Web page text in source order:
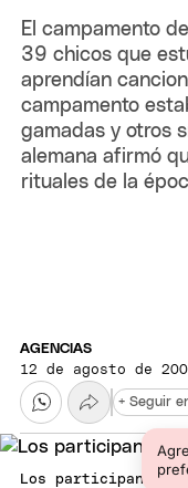
El campamento
39 chicos que
aprendían
campamento
gamadas y otros
alemana afirmó
rituales de la
AGENCIAS
12 de agosto de
+ Seguir
Los participantes